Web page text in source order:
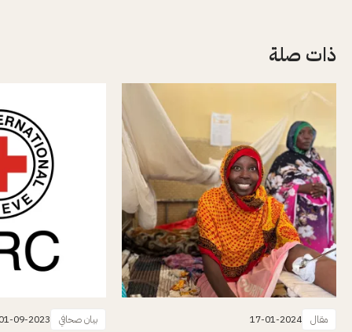
ذات صلة
مقال 17-01-2024 بيان صحافي 09-2023